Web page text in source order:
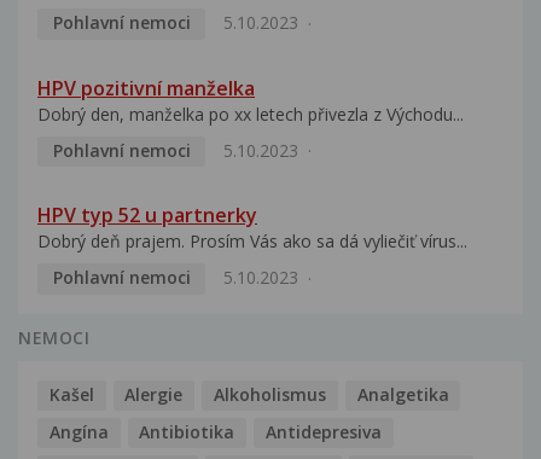
Pohlavní nemoci
5.10.2023
HPV pozitivní manželka
Dobrý den, manželka po xx letech přivezla z Východu...
Pohlavní nemoci
5.10.2023
HPV typ 52 u partnerky
Dobrý deň prajem. Prosím Vás ako sa dá vyliečiť vírus...
Pohlavní nemoci
5.10.2023
NEMOCI
Kašel Alergie Alkoholismus
Analgetika
Angína
Antibiotika
Antidepresiva